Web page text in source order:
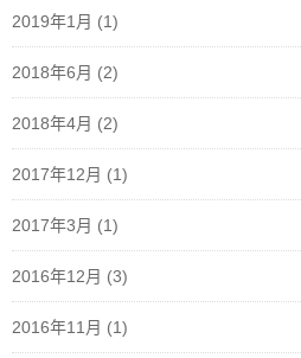
2019年1月 (1)
2018年6月 (2)
2018年4月 (2)
2017年12月 (1)
2017年3月 (1)
2016年12月 (3)
2016年11月 (1)